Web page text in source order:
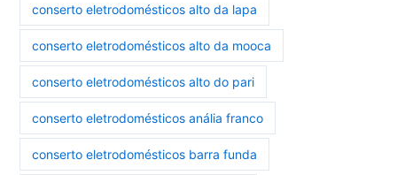
conserto eletrodomésticos alto da lapa
conserto eletrodomésticos alto da mooca
conserto eletrodomésticos alto do pari
conserto eletrodomésticos anália franco
conserto eletrodomésticos barra funda